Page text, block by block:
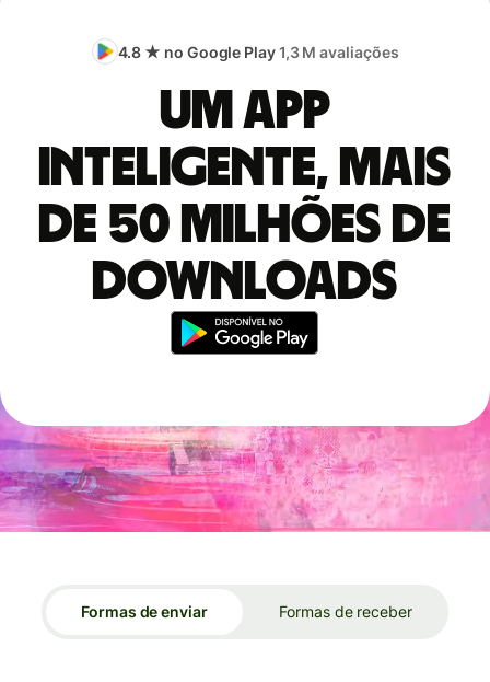
4.8 ★ no Google Play1,3 M avaliações
Um app
inteligente, mais
de 50 milhões de
downloads
Formas de enviar Formas de receber